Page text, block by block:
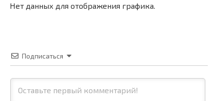
Нет данных для отображения графика.
Подписаться